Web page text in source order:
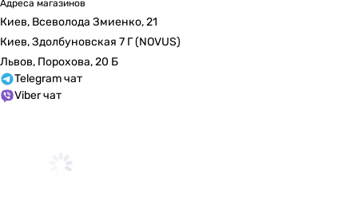
Адреса магазинов
Киев, Всеволода Змиенко, 21
Киев, Здолбуновская 7 Г (NOVUS)
Львов, Порохова, 20 Б
Telegram чат
Viber чат